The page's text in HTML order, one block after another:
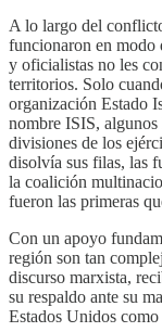
A lo largo del
funcionaron en modo
y oficialistas no les
territorios. Solo
organización Estado
nombre ISIS,
divisiones de los
disolvía sus filas, las
la coalición
fueron las primeras
Con un apoyo
región son tan
discurso marxista,
su respaldo ante su
Estados Unidos